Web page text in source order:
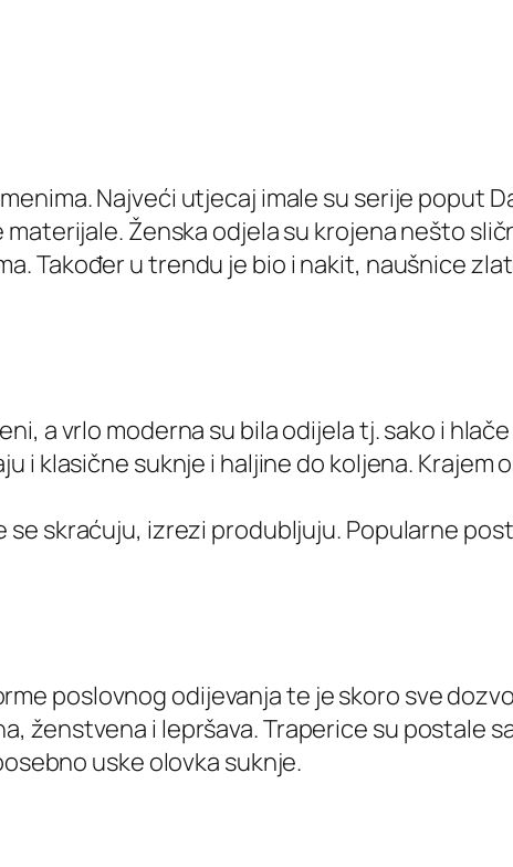
Najveći utjecaj imale su serije poput
Ženska odjela su krojena nešto
Također u trendu je bio i nakit, naušnice
a vrlo moderna su bila odijela tj. sako i
i klasične suknje i haljine do koljena.
skraćuju, izrezi produbljuju. Popularne
poslovnog odijevanja te je skoro sve
ženstvena i lepršava. Traperice su postale
uske olovka suknje.